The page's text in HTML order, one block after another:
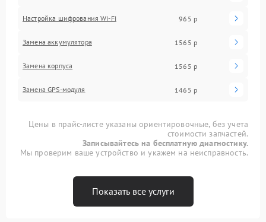
Настройка шифрования Wi-Fi 965 р
Замена аккумулятора 1565 р
Замена корпуса 1565 р
Замена GPS-модуля 1465 р
Цены в прайс-листе указаны ориентировочные, без учета
стоимости запчастей.
Записывайтесь на бесплатную диагностику.
Мы проверим ваше устройство и укажем на неисправность.
Показать все услуги